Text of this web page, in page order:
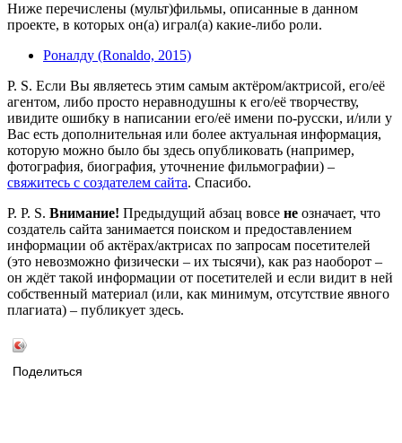
Ниже перечислены (мульт)фильмы, описанные в данном
проекте, в которых он(а) играл(а) какие-либо роли.
Роналду (Ronaldo, 2015)
P. S. Если Вы являетесь этим самым актёром/актрисой, его/её
агентом, либо просто неравнодушны к его/её творчеству,
ивидите ошибку в написании его/её имени по-русски, и/или у
Вас есть дополнительная или более актуальная информация,
которую можно было бы здесь опубликовать (например,
фотография, биография, уточнение фильмографии) –
свяжитесь с создателем сайта. Спасибо.
P. P. S. Внимание! Предыдущий абзац вовсе не означает, что
создатель сайта занимается поиском и предоставлением
информации об актёрах/актрисах по запросам посетителей
(это невозможно физически – их тысячи), как раз наоборот –
он ждёт такой информации от посетителей и если видит в ней
собственный материал (или, как минимум, отсутствие явного
плагиата) – публикует здесь.
Поделиться